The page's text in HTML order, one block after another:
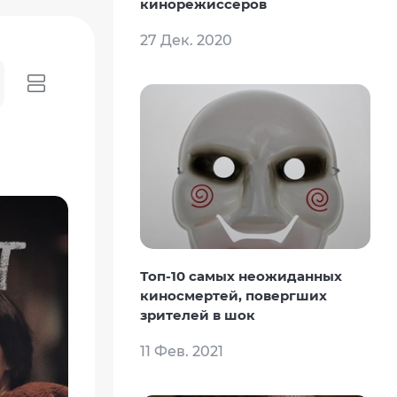
кинорежиссеров
27 Дек. 2020
Топ-10 самых неожиданных
киносмертей, повергших
зрителей в шок
11 Фев. 2021